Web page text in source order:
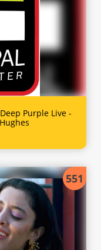
Purple Live -
551